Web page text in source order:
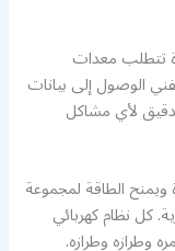
تتطلب معدات
الوصول إلى بيانات
لأي مشاكل
ويمنح الطاقة لمجموعة
كل نظام كهربائي
وطرازه وطرازه.